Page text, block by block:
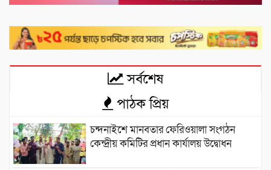
সর্বশেষ
পাঠক প্রিয়
চন্দনাইশে মানবতার ফেরিওয়ালা সংগঠন
কেন্দ্রীয় কমিটির প্রধান কার্যালয় উদ্বোধন